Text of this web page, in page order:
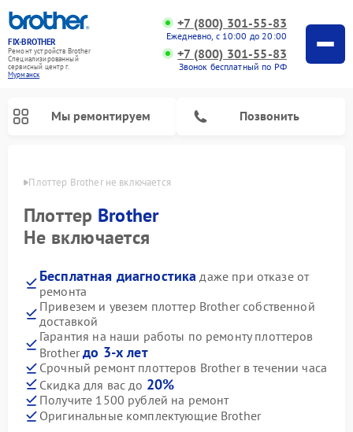
FIX-BROTHER
Ремонт устройств Brother
Специализированный
cервисный центр г.
Мурманск
+7 (800) 301-55-83
Ежедневно, с 10:00 до 20:00
+7 (800) 301-55-83
Звонок бесплатный по РФ
Мы ремонтируем Позвонить
Плоттер Brother не включается
Плоттер Brother
Не включается
Бесплатная диагностика даже при отказе от
ремонта
Привезем и увезем плоттер Brother собственной
доставкой
Гарантия на наши работы по ремонту плоттеров
Brotherдо 3-х лет
Срочный ремонт плоттеров Brother в течении часа
Скидка для вас до 20%
Получите 1500 рублей на ремонт
Оригинальные комплектующие Brother